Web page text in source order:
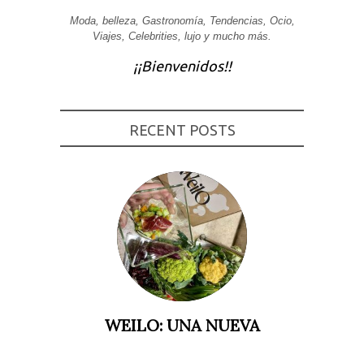
Moda, belleza, Gastronomía, Tendencias, Ocio,
Viajes, Celebrities, lujo y mucho más.
¡¡Bienvenidos!!
RECENT POSTS
WEILO: UNA NUEVA
mejor posible
rechaza estas